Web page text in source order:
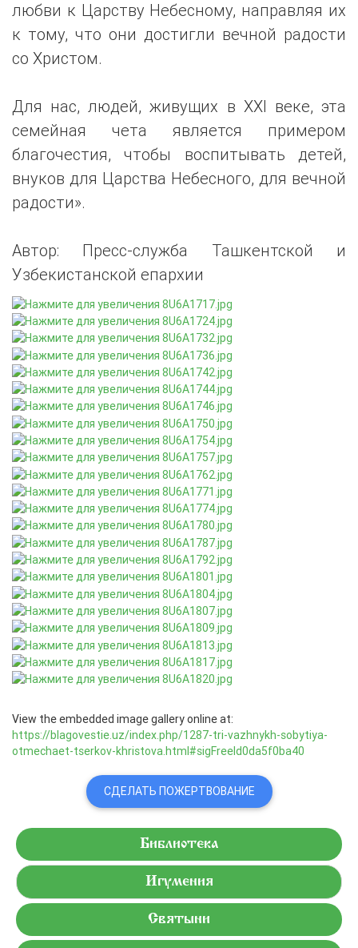
любви к Царству Небесному, направляя их
к тому, что они достигли вечной радости
со Христом.
Для нас, людей, живущих в XXI веке, эта
семейная чета является примером
благочестия, чтобы воспитывать детей,
внуков для Царства Небесного, для вечной
радости».
Автор: Пресс-служба Ташкентской и
Узбекистанской епархии
View the embedded image gallery online at:
https://blagovestie.uz/index.php/1287-tri-vazhnykh-sobytiya-
otmechaet-tserkov-khristova.html#sigFreeId0da5f0ba40
СДЕЛАТЬ ПОЖЕРТВОВАНИЕ
Библиотека
Игумения
Святыни